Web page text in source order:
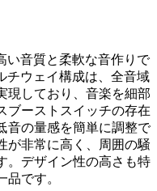
い音質と柔軟な音作りで
チウェイ構成は、全音域
現しており、音楽を細部
ブーストスイッチの存在
音の量感を簡単に調整で
が非常に高く、周囲の騒
。デザイン性の高さも特
です。